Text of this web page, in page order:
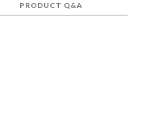
PRODUCT Q&A